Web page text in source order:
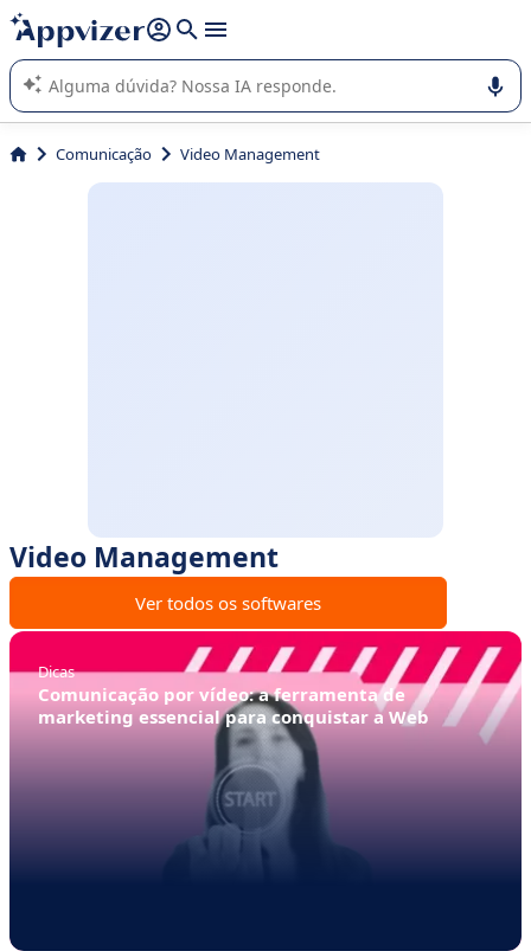
de nossa IA (várias linhas com
A IA do Appvizer o orienta no uso ou na seleção de software
SaaS para sua empresa.
Comunicação Video Management
Video Management
Ver todos os softwares
Dicas
Comunicação por vídeo: a ferramenta de
marketing essencial para conquistar a Web